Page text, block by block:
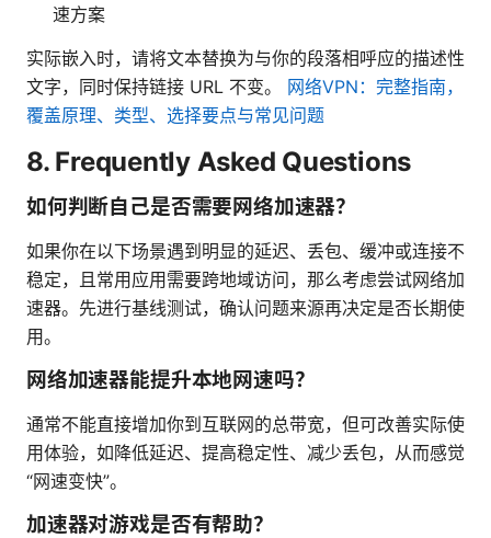
速方案
实际嵌入时，请将文本替换为与你的段落相呼应的描述性
文字，同时保持链接 URL 不变。 网络VPN：完整指南，
覆盖原理、类型、选择要点与常见问题
8. Frequently Asked Questions
如何判断自己是否需要网络加速器？
如果你在以下场景遇到明显的延迟、丢包、缓冲或连接不
稳定，且常用应用需要跨地域访问，那么考虑尝试网络加
速器。先进行基线测试，确认问题来源再决定是否长期使
用。
网络加速器能提升本地网速吗？
通常不能直接增加你到互联网的总带宽，但可改善实际使
用体验，如降低延迟、提高稳定性、减少丢包，从而感觉
“网速变快”。
加速器对游戏是否有帮助？